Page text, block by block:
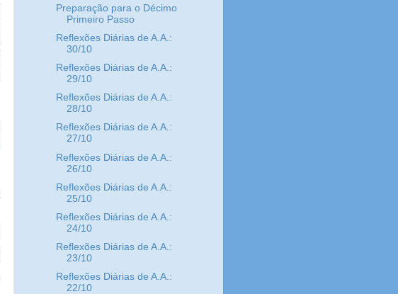
Preparação para o Décimo
Primeiro Passo
Reflexões Diárias de A.A.:
30/10
Reflexões Diárias de A.A.:
29/10
Reflexões Diárias de A.A.:
28/10
Reflexões Diárias de A.A.:
27/10
Reflexões Diárias de A.A.:
26/10
Reflexões Diárias de A.A.:
25/10
Reflexões Diárias de A.A.:
24/10
Reflexões Diárias de A.A.:
23/10
Reflexões Diárias de A.A.:
22/10